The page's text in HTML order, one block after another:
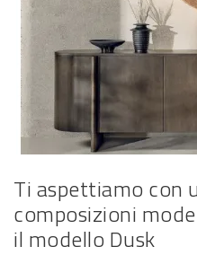
Ti aspettiamo con
composizioni
il modello Dusk